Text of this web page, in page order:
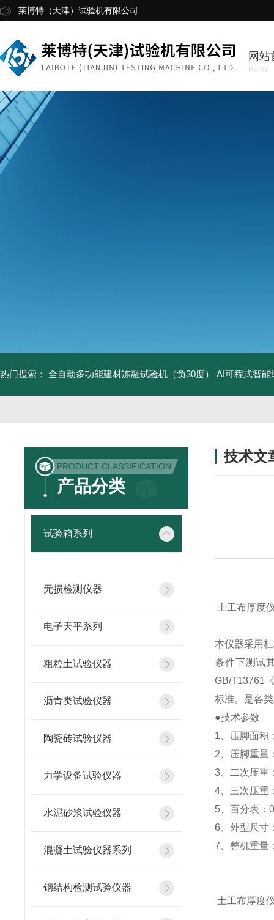
莱博特（天津）试验机有限公司
网站
Home
热门搜索： 全自动多功能建材冻融试验机（负30度） AI可程式智能
PRODUCT CLASSIFICATION
产品分类
试验箱系列
无损检测仪器
电子天平系列
粗粒土试验仪器
沥青类试验仪器
陶瓷砖试验仪器
力学设备试验仪器
水泥砂浆试验仪器
混凝土试验仪器系列
钢结构检测试验仪器
技术文
土工布厚度
本仪器采用
条件下测试
GB/T13761
标准。是各
●技术参数
1、压脚面积
2、压脚重量
3、二次压重
4、三次压重
5、百分表：
6、外型尺
7、整机重量
土工布厚度